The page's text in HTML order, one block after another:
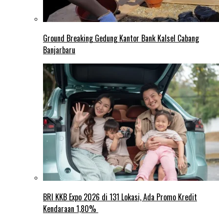
Ground Breaking Gedung Kantor Bank Kalsel Cabang
Banjarbaru
BRI KKB Expo 2026 di 131 Lokasi, Ada Promo Kredit
Kendaraan 1,80%